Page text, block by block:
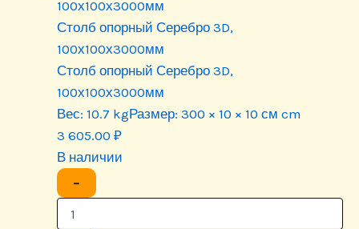
Столб опорный Серебро 3D,
100х100х3000мм
Столб опорный Серебро 3D,
100х100х3000мм
Вес: 10.7 kgРазмер: 300 × 10 × 10 см cm
3 605.00 ₽
В наличии
−